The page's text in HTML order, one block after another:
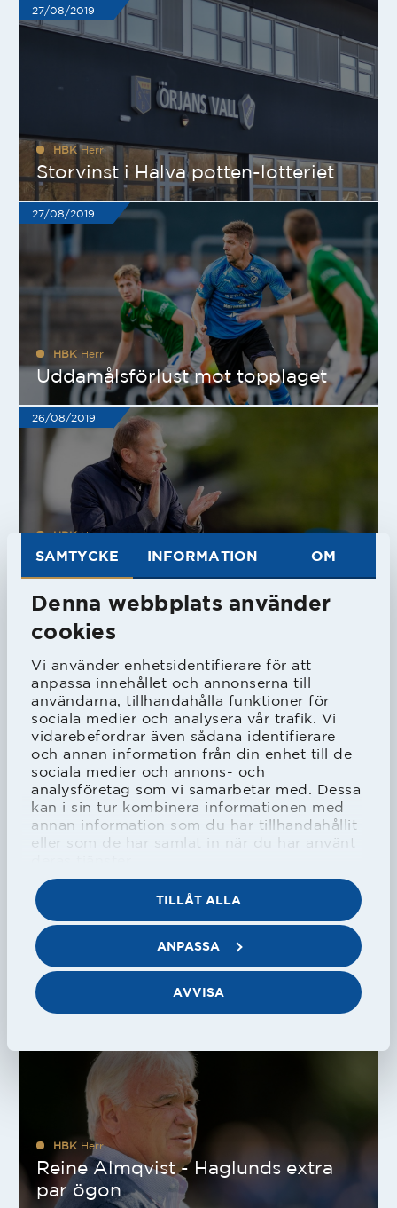
SAMTYCKE INFORMATION OM
Denna webbplats använder
cookies
Vi använder enhetsidentifierare för att
anpassa innehållet och annonserna till
användarna, tillhandahålla funktioner för
sociala medier och analysera vår trafik. Vi
vidarebefordrar även sådana identifierare
och annan information från din enhet till de
sociala medier och annons- och
analysföretag som vi samarbetar med. Dessa
kan i sin tur kombinera informationen med
annan information som du har tillhandahållit
eller som de har samlat in när du har använt
TILLÅT ALLA
ANPASSA
AVVISA
27/08/2019
HBKHerr
Storvinst i Halva potten-lotteriet
27/08/2019
HBK Herr
Uddamålsförlust mot topplaget
26/08/2019
HBKHerr
Haglunds tankar inför mötet med
J-Södra
26/08/2019
HBKHerr
Bilder från måndagsträningen
26/08/2019
HBK-mästerskapen i golf har
avgjorts
HBK Herr
Reine Almqvist - Haglunds extra
par ögon